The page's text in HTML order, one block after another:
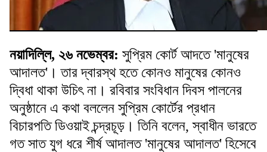
নয়াদিল্লি, ২৬ নভেম্বর: সুপ্রিম কোর্ট আদতে 'মানুষের
আদালত'। তার দ্বারস্থ হতে কোনও মানুষের কোনও
দ্বিধা থাকা উচিৎ না। রবিবার সংবিধান দিবস পালনের
অনুষ্ঠানে এ কথা বললেন সুপ্রিম কোর্টের প্রধান
বিচারপতি ডিওয়াই চন্দ্রচূড়। তিনি বলেন, স্বাধীন ভারতে
গত সাত যুগ ধরে শীর্ষ আদালত 'মানুষের আদালত' হিসেবে